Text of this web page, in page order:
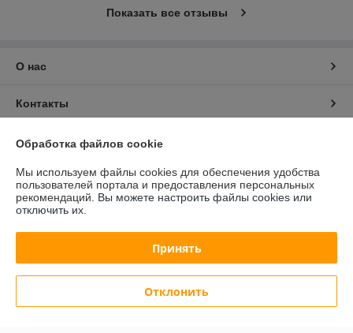
Показать все отзывы
О нас
Контакты
Доставка и оплата
График работы
Полная версия сайта
Политика обработки cookies
Сайт создан на платформе Deal.by
Обработка файлов cookie
Мы используем файлы cookies для обеспечения удобства
пользователей портала и предоставления персональных
рекомендаций. Вы можете настроить файлы cookies или
отключить их.
Принять
Отклонить